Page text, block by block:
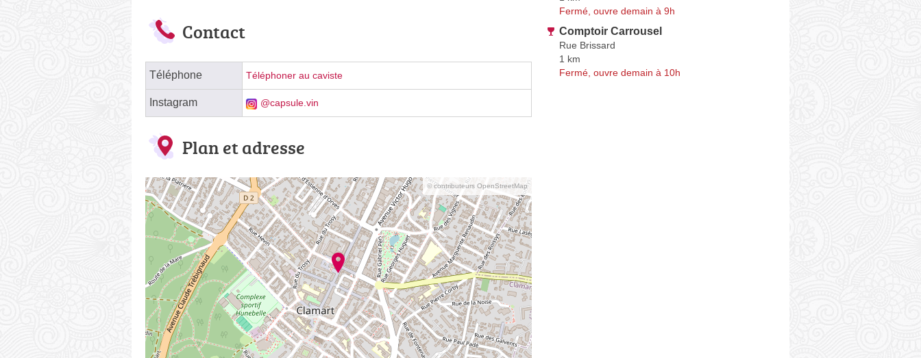
Contact
Téléphone Téléphoner au caviste
Instagram @capsule.vin
Plan et adresse
© contributeurs OpenStreetMap
Fermé, ouvre demain à 9h
Comptoir Carrousel
Rue Brissard
1 km
Fermé, ouvre demain à 10h